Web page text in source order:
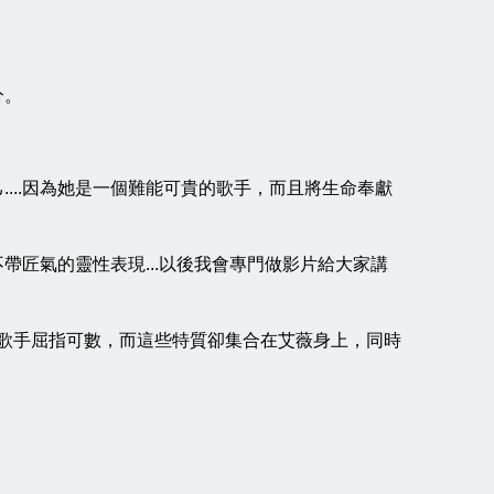
因為她是一個難能可貴的歌手，而且將生命奉獻
匠氣的靈性表現...以後我會專門做影片給大家講
手屈指可數，而這些特質卻集合在艾薇身上，同時